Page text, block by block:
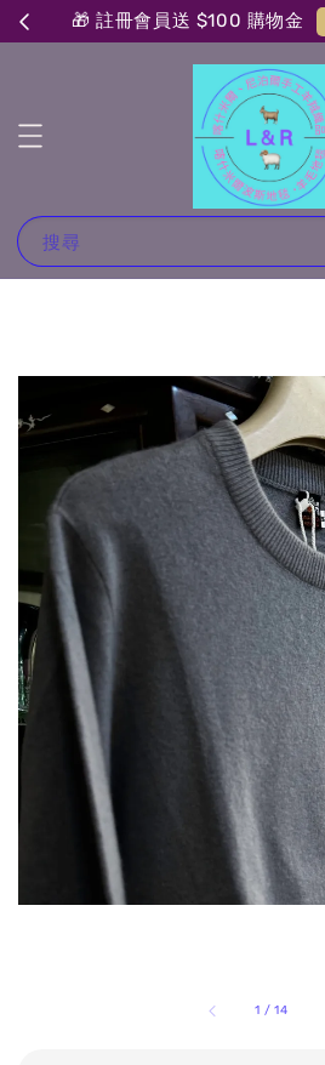
🎁 註冊會員送 $100 購物金
搜尋
1 /14